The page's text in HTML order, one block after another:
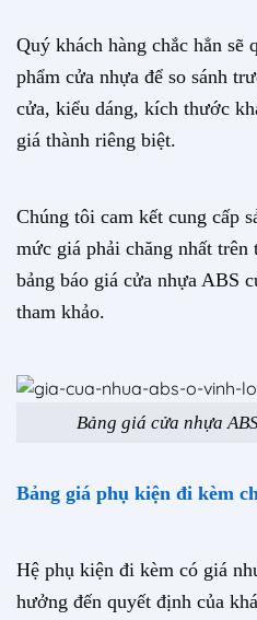
Quý khách hàng chắc hẳn sẽ
phẩm cửa nhựa để so sánh
cửa, kiểu dáng, kích thước
giá thành riêng biệt.
Chúng tôi cam kết cung cấp
mức giá phải chăng nhất
bảng báo giá cửa nhựa ABS
tham khảo.
Bảng giá cửa nhựa
Bảng giá phụ kiện đi kèm
Hệ phụ kiện đi kèm có giá
hưởng đến quyết định của